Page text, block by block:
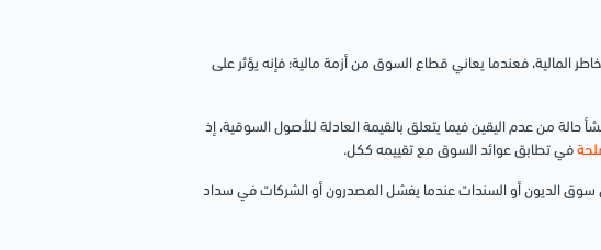
المالية، فعندما يعاني قطاع السوق من أزمة مالية؛ فإنه يؤثر على
حالة من عدم اليقين فيما يتعلق بالقيمة العادلة للأصول السوقية، إذ
في تطابق عوائد السوق مع تقييمه ككل.
سوق الديون أو السندات عندما يفشل المصدرون أو الشركات في سداد